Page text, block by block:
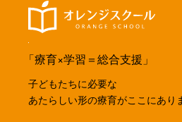
「療育×学習＝総合支援」
子どもたちに必要な
あたらしい形の療育がここにあり